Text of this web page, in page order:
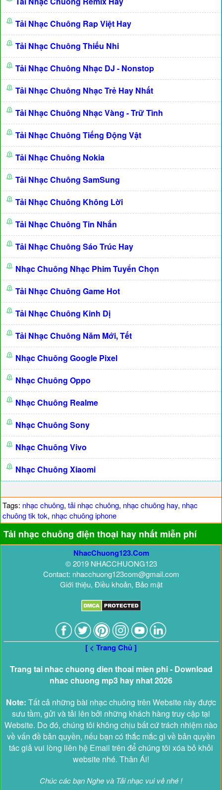
Tải Nhạc Chuông Rap Việt Hay
Tải Nhạc Chuông Thiếu Nhi
Tải Nhạc Chuông Nhạc DJ - Nonstop
Tải Nhạc Chuông Nhạc Trẻ Hay Nhất
Tải Nhạc Chuông Nhạc Vàng - Trữ Tình
Tải Nhạc Chuông Tiếng Động Vật
Tải Nhạc Chuông Nokia
Tải Nhạc Chuông SamSung
Tải Nhạc Chuông Không Lời
Tải Nhạc Chuông Tin Nhắn
Tải Nhạc Chuông Sáo Trúc Hay
Nhạc Chuông Nhạc Phim Tuyển Chọn
Tải Nhạc Chuông Game Hot
Tải Nhạc Chuông Kinh Dị
Tải Nhạc Chuông Năm Mới, Tết
Nhạc Chuông Google Pixel
Nhạc Chuông Oppo
Nhạc Chuông Realme
Nhạc Chuông Sony
Nhạc Chuông Vivo
Nhạc Chuông Xiaomi
Tags: nhạc chuông, tải nhạc chuông, nhạc chuông hay, nhạc
chuông tik tok, nhạc chuông iphone
Tải nhạc chuông điện thoại hay nhất miễn phí
NhacChuong123.Com
© 2019 NHACCHUONG123
Contact: nhacchuong123com@gmail.com
Giới thiệu, Điều khoản, Bảo mật
[ < Trang Chủ ]
Trang tai nhac chuong dien thoai mien phi - Download
nhac chuong mp3 hay nhat 2026
Note: Tất cả những bài nhạc chuông trên Website này được
sưu tầm, gửi và tải lên bởi những khách hàng truy cập tại
Website. Do đó, chúng tôi không chịu bất cứ trách nhiệm nào
về vấn đề bản quyền, nếu bạn có thắc mắc gì về bản quyền
tác giả vui lòng liên hệ Email trên để chúng tôi xóa bỏ khỏi
website nhé. Thân Ái!
Chúc các bạn Nghe và Tải nhạc vui vẻ nhé !